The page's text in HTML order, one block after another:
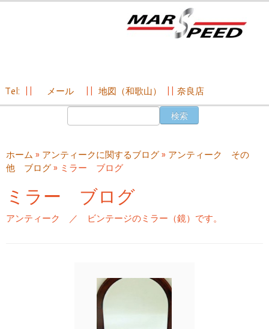
ン
ツ
ッ
Tel: メール 地図（和歌山） 奈良店
ホーム » アンティークに関するブログ» アンティーク その
他 ブログ» ミラー ブログ
ミラー ブログ
アンティーク ／ ビンテージのミラー（鏡）です。